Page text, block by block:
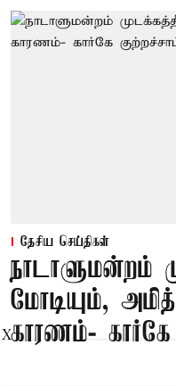
தேசிய செய்திகள்
நாடாளுமன்றம்
மோடியும்,
காரணம்- கார்கே
X